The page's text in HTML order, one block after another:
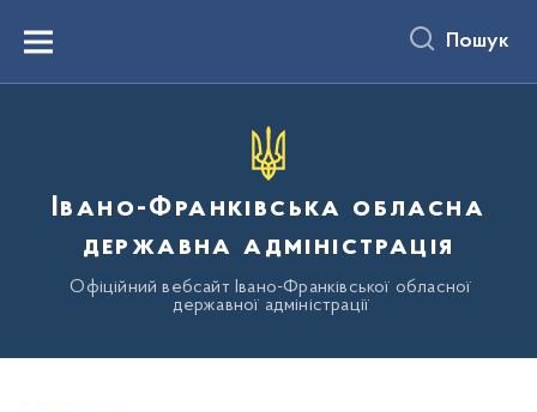
вмістуMenu Пошук
Івано-Франківська обласна
державна адміністрація
Офіційний вебсайт Івано-Франківської обласної
державної адміністрації